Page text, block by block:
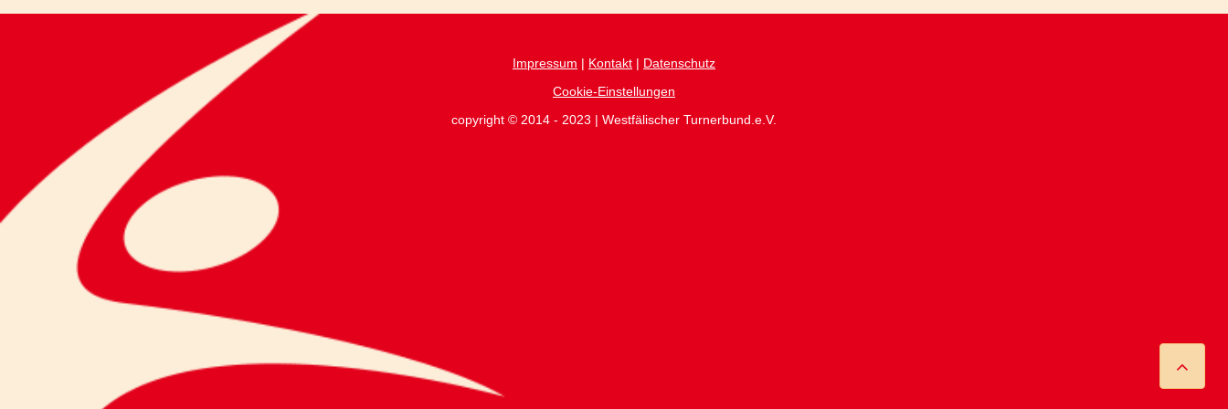
Impressum | Kontakt | Datenschutz
Cookie-Einstellungen
copyright © 2014 - 2023 | Westfälischer Turnerbund.e.V.